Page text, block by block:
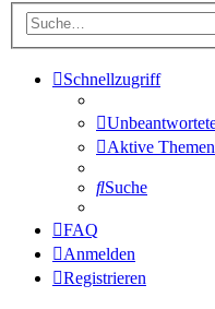
Schnellzugriff
Aktive Themen
Suche
FAQ
Anmelden
Registrieren